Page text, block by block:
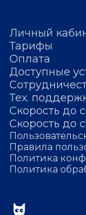
Личный
Тарифы
Оплата
Доступные
Тех.
Скорость до
Скорость до
Правила
Политика
Политика